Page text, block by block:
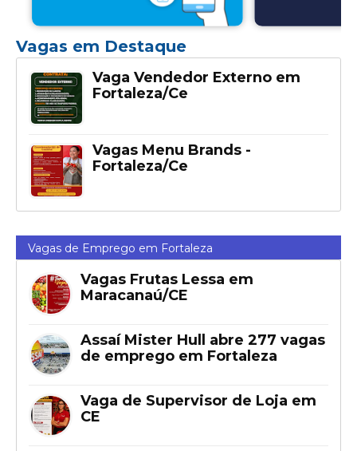
Vagas em Destaque
Vaga Vendedor Externo em
Fortaleza/Ce
Vagas Menu Brands -
Fortaleza/Ce
Vagas de Emprego em Fortaleza
Vagas Frutas Lessa em
Maracanaú/CE
Assaí Mister Hull abre 277 vagas
de emprego em Fortaleza
Vaga de Supervisor de Loja em
CE